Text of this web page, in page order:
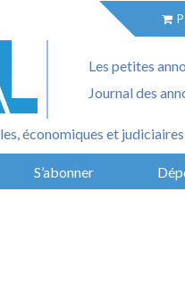
Les petites
Journal des
économiques et judiciaires
S’abonner